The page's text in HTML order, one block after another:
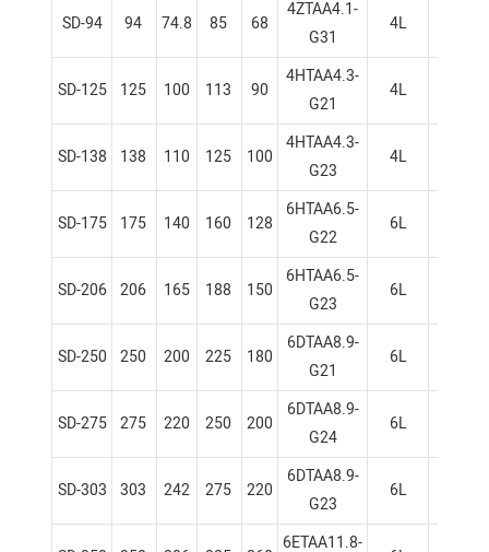
SD-94 94 74.8 85 68
4ZTAA4.1-
G31
4L
SD-125 125 100 113 90
4HTAA4.3-
G21
4L
SD-138 138 110 125 100
4HTAA4.3-
G23
4L
SD-175 175 140 160 128
6HTAA6.5-
G22
6L
SD-206 206 165 188 150
6HTAA6.5-
G23
6L
SD-250 250 200 225 180
6DTAA8.9-
G21
6L
SD-275 275 220 250 200
6DTAA8.9-
G24
6L
SD-303 303 242 275 220
6DTAA8.9-
G23
6L
6ETAA11.8-